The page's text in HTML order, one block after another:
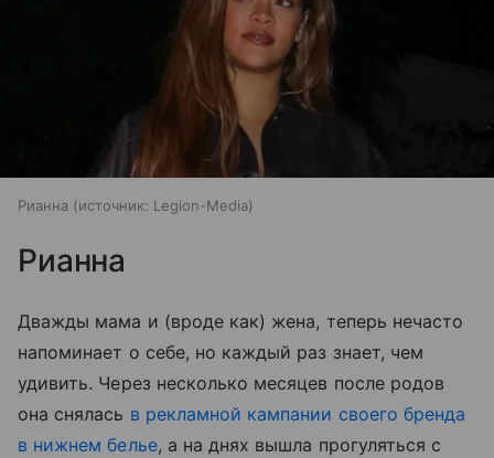
Рианна источник: Legion-Media
Рианна
Дважды мама и (вроде как) жена, теперь нечасто
напоминает о себе, но каждый раз знает, чем
удивить. Через несколько месяцев после родов
она снялась в рекламной кампании своего бренда
в нижнем белье, а на днях вышла прогуляться с